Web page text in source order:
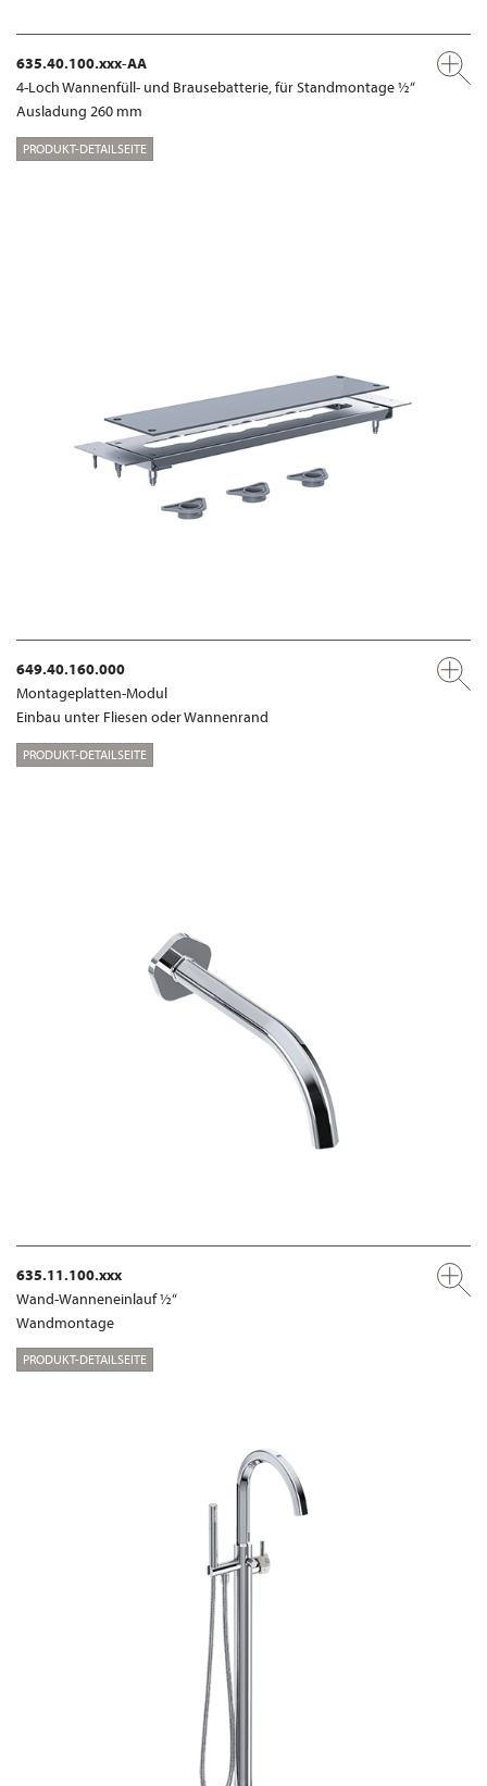
635.40.100.xxx-AA
4-Loch Wannenfüll- und Brausebatterie, für Standmontage ½“
Ausladung 260 mm
PRODUKT-DETAILSEITE
649.40.160.000
Montageplatten-Modul
Einbau unter Fliesen oder Wannenrand
PRODUKT-DETAILSEITE
635.11.100.xxx
Wand-Wanneneinlauf ½“
Wandmontage
PRODUKT-DETAILSEITE